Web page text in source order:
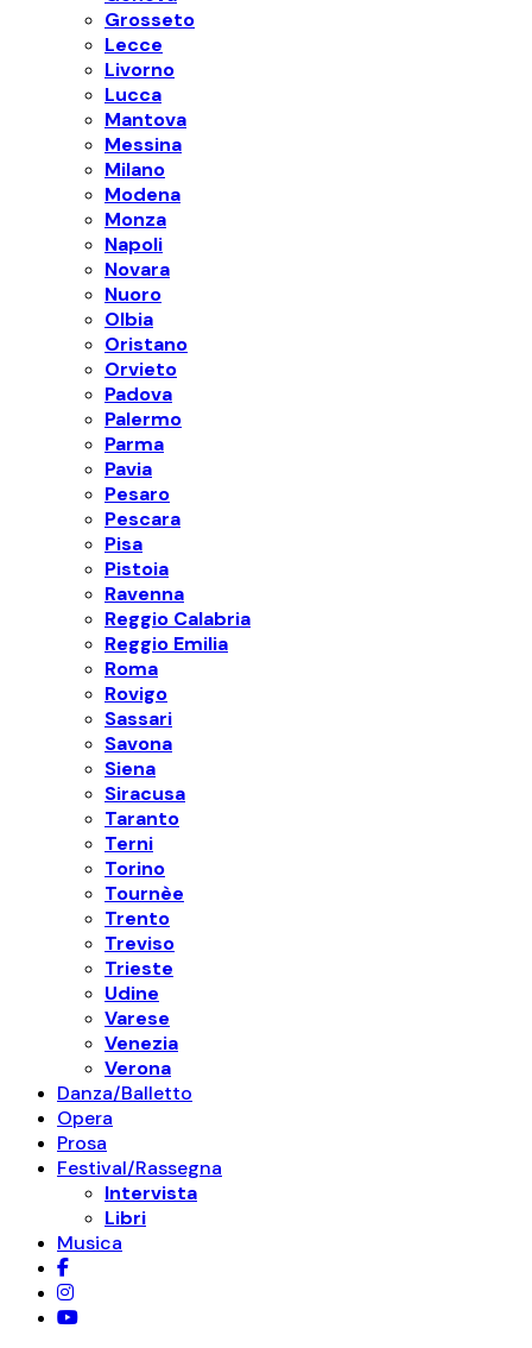
Grosseto
Lecce
Livorno
Lucca
Mantova
Messina
Milano
Modena
Monza
Napoli
Novara
Nuoro
Olbia
Oristano
Orvieto
Padova
Palermo
Parma
Pavia
Pesaro
Pescara
Pisa
Pistoia
Ravenna
Reggio Calabria
Reggio Emilia
Roma
Rovigo
Sassari
Savona
Siena
Siracusa
Taranto
Terni
Torino
Tournèe
Trento
Treviso
Trieste
Udine
Varese
Venezia
Verona
Danza/Balletto
Opera
Prosa
Festival/Rassegna
Intervista
Libri
Musica